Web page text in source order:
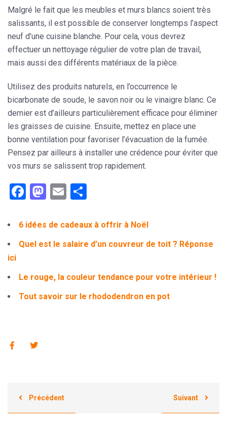
Malgré le fait que les meubles et murs blancs soient très
salissants, il est possible de conserver longtemps l’aspect
neuf d’une cuisine blanche. Pour cela, vous devrez
effectuer un nettoyage régulier de votre plan de travail,
mais aussi des différents matériaux de la pièce.
Utilisez des produits naturels, en l’occurrence le
bicarbonate de soude, le savon noir ou le vinaigre blanc. Ce
dernier est d’ailleurs particulièrement efficace pour éliminer
les graisses de cuisine. Ensuite, mettez en place une
bonne ventilation pour favoriser l’évacuation de la fumée.
Pensez par ailleurs à installer une crédence pour éviter que
vos murs se salissent trop rapidement.
Facebook
Mastodon
Email
6 idées de cadeaux à offrir à Noël
Quel est le salaire d’un couvreur de toit ? Réponse
ici
Le rouge, la couleur tendance pour votre intérieur !
Tout savoir sur le rhododendron en pot
Précédent Suivant